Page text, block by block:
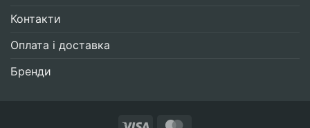
Контакти
Оплата і доставка
Бренди
Visa